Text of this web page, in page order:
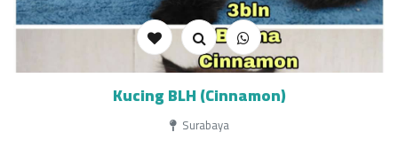
Kucing BLH (Cinnamon)
Surabaya